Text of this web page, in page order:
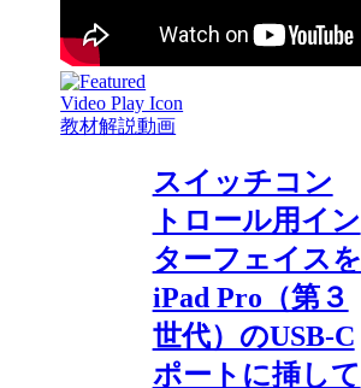
教材解説動画
スイッチコン
トロール用イン
ターフェイスを
iPad Pro（第３
世代）のUSB-C
ポートに挿して